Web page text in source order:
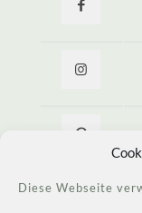
Diese Webseite